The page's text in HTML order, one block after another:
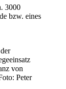
3000
bzw. eines
von
Peter